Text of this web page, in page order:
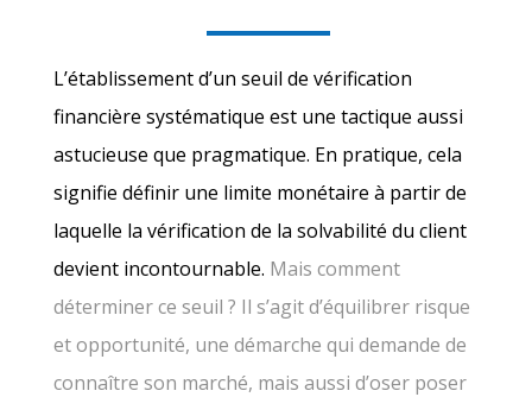
L’établissement d’un seuil de vérification
financière systématique est une tactique aussi
astucieuse que pragmatique. En pratique, cela
signifie définir une limite monétaire à partir de
laquelle la vérification de la solvabilité du client
devient incontournable. Mais comment
déterminer ce seuil ? Il s’agit d’équilibrer risque
et opportunité, une démarche qui demande de
connaître son marché, mais aussi d’oser poser